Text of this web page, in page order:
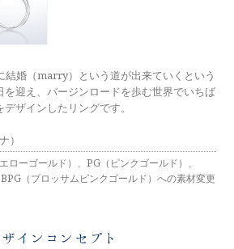
想い
トカウンセリング
ズ
ス
ト
結婚（marry）という道が出来ていくという
を迎え、バージンロードを歩む世界でいちば
ザインしたリングです。
）
ーゴールド）、PG（ピンクゴールド）、
（ブロッサムピンクゴールド）への素材変更
ザインコンセプト